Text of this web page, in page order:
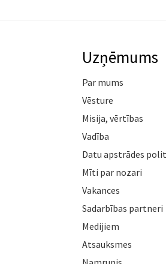
Uzņēmums
Par mums
Vēsture
Misija, vērtības
Vadība
Datu apstrādes
Mīti par nozari
Vakances
Sadarbības partneri
Medijiem
Atsauksmes